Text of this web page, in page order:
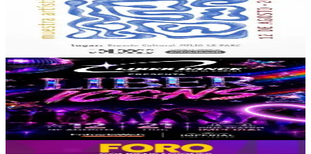
Muestra Artistica: "De un Mismo Rio"
12/08/2026, 20:00 hsMié., 12 ago.,20:00 hs
Cine Teatro Imperial Maipú
Liber Dance
12/08/2026, 21:00 hsMié., 12 ago.,21:00 hs
8
0
Hilton Mendoza Hotel